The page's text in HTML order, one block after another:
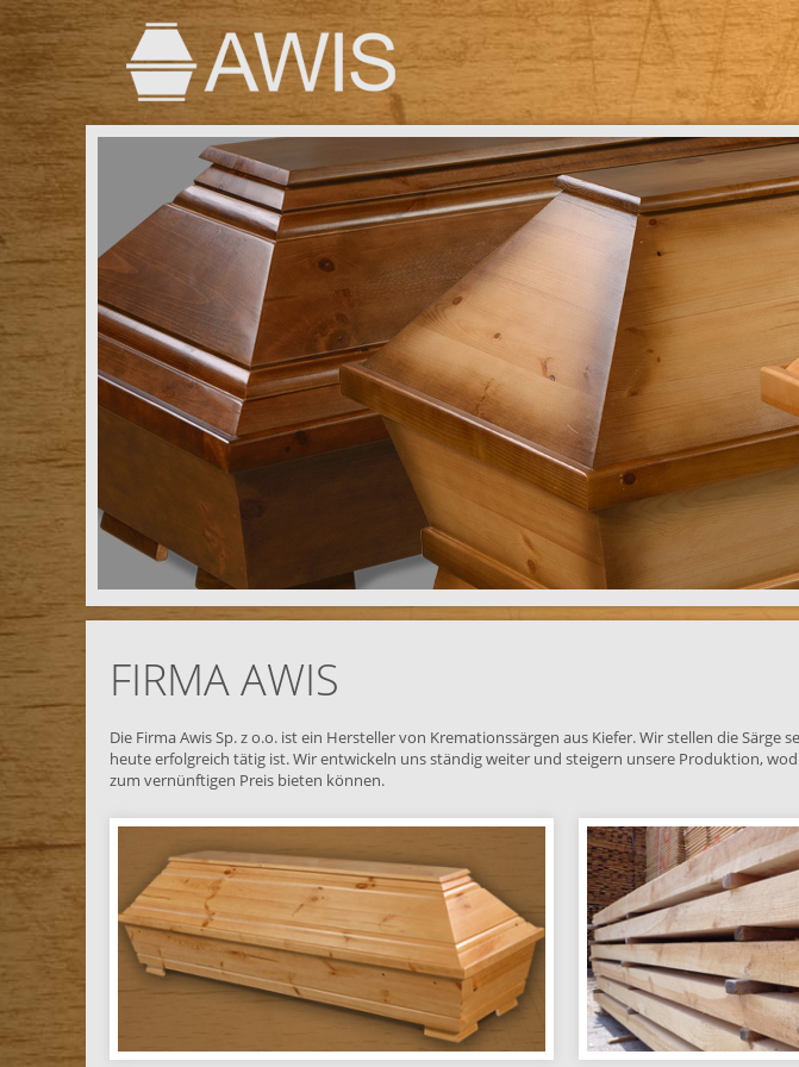
FIRMA AWIS
Die Firma Awis Sp. z o.o. ist ein Hersteller von Kremationssärgen aus Kiefer. Wir stellen die
heute erfolgreich tätig ist. Wir entwickeln uns ständig weiter und steigern unsere Produktion,
zum vernünftigen Preis bieten können.